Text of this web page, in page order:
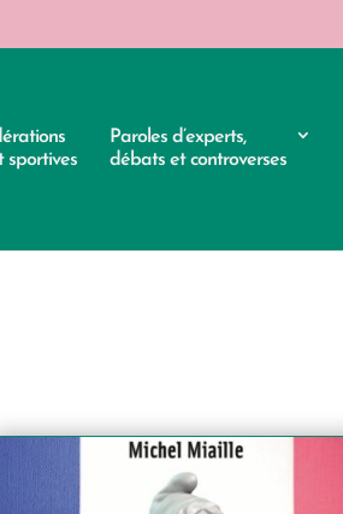
sportives
Paroles d’experts,
débats et controverses